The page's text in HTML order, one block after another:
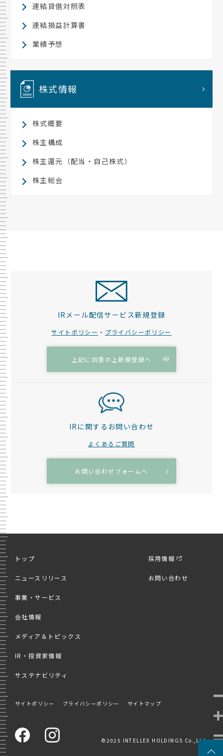
連結貸借対照表
連結損益計算書
業績予想
株式情報
株式概要
株主構成
株主還元（配当・自己株式）
株主総会
IRメール配信サービス新規登録
サイトポリシー ・ プライバシーポリシー
上記に同意の上新規登録へ
IRに関するお問い合わせ
よくあるご質問
お問い合わせフォームへ
トップ
ニュースリリース
事業・サービス
会社情報
メディア＆トピックス
IR・投資家情報
サステナビリティ
採用情報
お問い合わせ
サイトポリシー プライバシーポリシー サイトマップ
©2025 INTELLEX HOLDINGS Co.,Ltd.